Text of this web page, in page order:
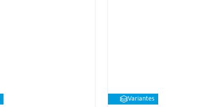
Variantes